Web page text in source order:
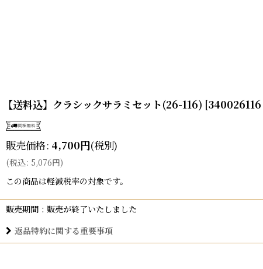
【送料込】クラシックサラミセット(26-116) [340026116
販売価格: 4,700円(税別)
(税込: 5,076円)
この商品は軽減税率の対象です。
販売期間 : 販売が終了いたしました
返品特約に関する重要事項